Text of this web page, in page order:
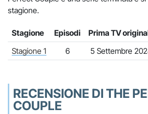
stagione.
Stagione Episodi Prima TV
Stagione 1
6 5 Settembre
RECENSIONE DI THE
COUPLE